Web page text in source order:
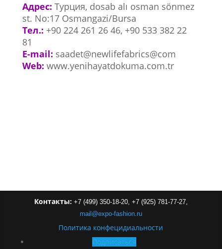
Адрес: Турция, dosab alı osman sönmez
st. No:17 Osmangazi/Bursa​
Тел.: +90 224 261 26 46, +90 533 382 22
81
E-mail: saadet@newlifefabrics@com
Web: www.yenihayatdokuma.com.tr
Контакты: +7 (499) 350-18-20, +7 (925) 781-77-27,
mail @expo-fashion.ru
Политика конфецидиальности
Подписаться